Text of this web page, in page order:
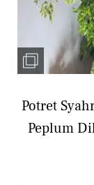
Potret
Peplum